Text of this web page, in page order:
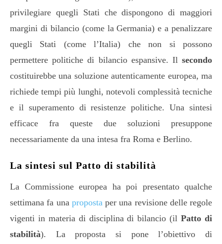
privilegiare quegli Stati che dispongono di maggiori
margini di bilancio (come la Germania) e a penalizzare
quegli Stati (come l’Italia) che non si possono
permettere politiche di bilancio espansive. Il secondo
costituirebbe una soluzione autenticamente europea, ma
richiede tempi più lunghi, notevoli complessità tecniche
e il superamento di resistenze politiche. Una sintesi
efficace fra queste due soluzioni presuppone
necessariamente da una intesa fra Roma e Berlino.
La sintesi sul Patto di stabilità
La Commissione europea ha poi presentato qualche
settimana fa una proposta per una revisione delle regole
vigenti in materia di disciplina di bilancio (ilPatto di
stabilità). La proposta si pone l’obiettivo di